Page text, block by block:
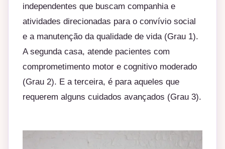
independentes que buscam companhia e
atividades direcionadas para o convívio social
e a manutenção da qualidade de vida (Grau 1).
A segunda casa, atende pacientes com
comprometimento motor e cognitivo moderado
(Grau 2). E a terceira, é para aqueles que
requerem alguns cuidados avançados (Grau 3).